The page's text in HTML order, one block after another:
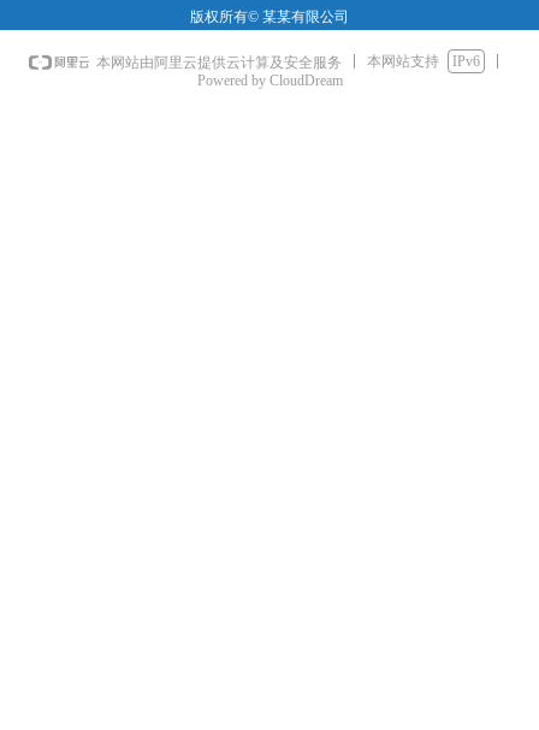
版权所有© 某某有限公司
本网站由阿里云提供云计算及安全服务 本网站支持
IPv6
Powered by CloudDream